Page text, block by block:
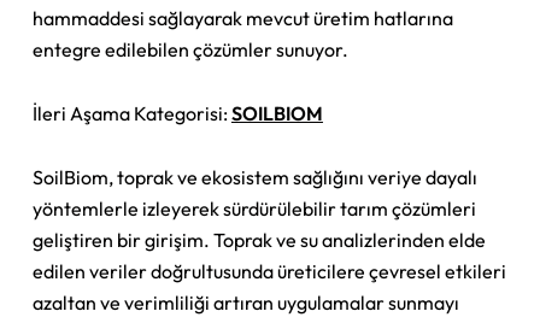
hammaddesi sağlayarak mevcut üretim hatlarına
entegre edilebilen çözümler sunuyor.
İleri Aşama Kategorisi:SOILBIOM
SoilBiom, toprak ve ekosistem sağlığını veriye dayalı
yöntemlerle izleyerek sürdürülebilir tarım çözümleri
geliştiren bir girişim. Toprak ve su analizlerinden elde
edilen veriler doğrultusunda üreticilere çevresel etkileri
azaltan ve verimliliği artıran uygulamalar sunmayı